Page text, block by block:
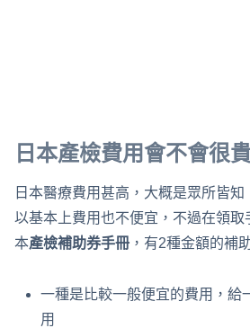
日本產檢費用會不會很
日本醫療費用甚高，大概是眾所皆
以基本上費用也不便宜，不過在領
本產檢補助券手冊 ，有2種金額的補
一種是比較一般便宜的費用，給
用